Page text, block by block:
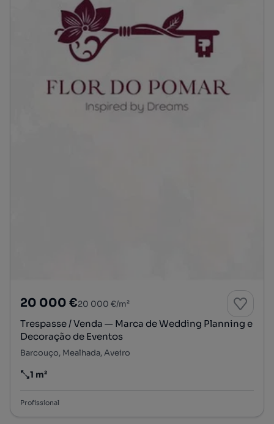
20 000 €20 000 €/m²
Trespasse / Venda — Marca de Wedding Planning e
Decoração de Eventos
Barcouço, Mealhada, Aveiro
Preço por metro quadrado
1 m²
Profissional